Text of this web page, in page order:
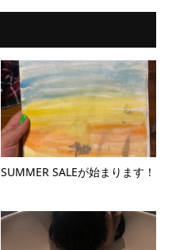
SUMMER SALEが始まります！